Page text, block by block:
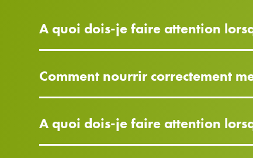
A quoi dois-je faire attention
Comment nourrir correctement
A quoi dois-je faire attention